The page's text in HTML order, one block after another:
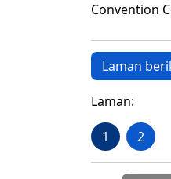
Convention
Laman
Laman:
1 2